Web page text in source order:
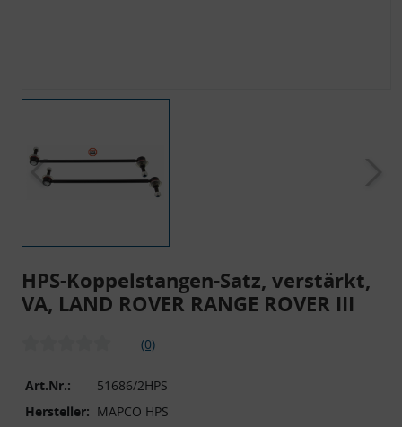
HPS-Koppelstangen-Satz, verstärkt,
VA, LAND ROVER RANGE ROVER III
(0)
Art.Nr.:
51686/2HPS
Hersteller: MAPCO HPS